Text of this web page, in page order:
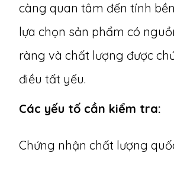
càng quan tâm đến tính
lựa chọn sản phẩm có
ràng và chất lượng được
điều tất yếu.
Các yếu tố cần kiểm tra:
Chứng nhận chất lượng